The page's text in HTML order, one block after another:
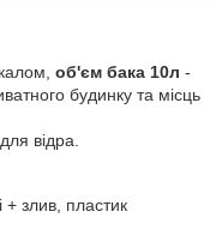
об'єм бака 10л -
будинку та місць
відра.
злив, пластик